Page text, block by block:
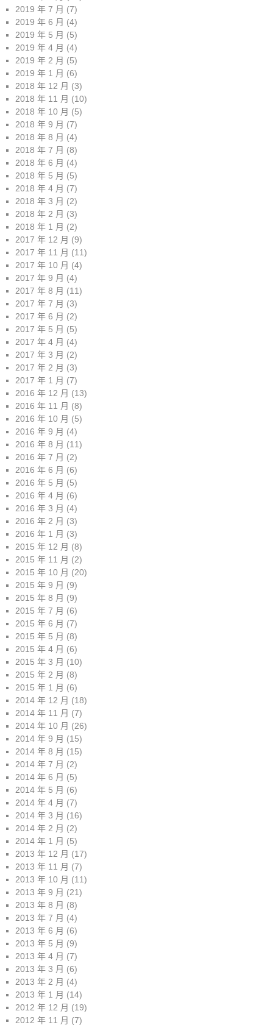
2019 年 7 月 (7)
2019 年 6 月 (4)
2019 年 5 月 (5)
2019 年 4 月 (4)
2019 年 2 月 (5)
2019 年 1 月 (6)
2018 年 12 月 (3)
2018 年 11 月 (10)
2018 年 10 月 (5)
2018 年 9 月 (7)
2018 年 8 月 (4)
2018 年 7 月 (8)
2018 年 6 月 (4)
2018 年 5 月 (5)
2018 年 4 月 (7)
2018 年 3 月 (2)
2018 年 2 月 (3)
2018 年 1 月 (2)
2017 年 12 月 (9)
2017 年 11 月 (11)
2017 年 10 月 (4)
2017 年 9 月 (4)
2017 年 8 月 (11)
2017 年 7 月 (3)
2017 年 6 月 (2)
2017 年 5 月 (5)
2017 年 4 月 (4)
2017 年 3 月 (2)
2017 年 2 月 (3)
2017 年 1 月 (7)
2016 年 12 月 (13)
2016 年 11 月 (8)
2016 年 10 月 (5)
2016 年 9 月 (4)
2016 年 8 月 (11)
2016 年 7 月 (2)
2016 年 6 月 (6)
2016 年 5 月 (5)
2016 年 4 月 (6)
2016 年 3 月 (4)
2016 年 2 月 (3)
2016 年 1 月 (3)
2015 年 12 月 (8)
2015 年 11 月 (2)
2015 年 10 月 (20)
2015 年 9 月 (9)
2015 年 8 月 (9)
2015 年 7 月 (6)
2015 年 6 月 (7)
2015 年 5 月 (8)
2015 年 4 月 (6)
2015 年 3 月 (10)
2015 年 2 月 (8)
2015 年 1 月 (6)
2014 年 12 月 (18)
2014 年 11 月 (7)
2014 年 10 月 (26)
2014 年 9 月 (15)
2014 年 8 月 (15)
2014 年 7 月 (2)
2014 年 6 月 (5)
2014 年 5 月 (6)
2014 年 4 月 (7)
2014 年 3 月 (16)
2014 年 2 月 (2)
2014 年 1 月 (5)
2013 年 12 月 (17)
2013 年 11 月 (7)
2013 年 10 月 (11)
2013 年 9 月 (21)
2013 年 8 月 (8)
2013 年 7 月 (4)
2013 年 6 月 (6)
2013 年 5 月 (9)
2013 年 4 月 (7)
2013 年 3 月 (6)
2013 年 2 月 (4)
2013 年 1 月 (14)
2012 年 12 月 (19)
2012 年 11 月 (7)